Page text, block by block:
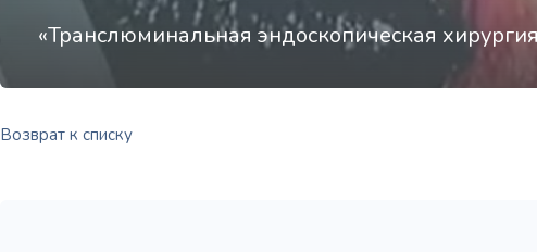
«Транслюминальная эндоскопическая хирургия
Возврат к списку